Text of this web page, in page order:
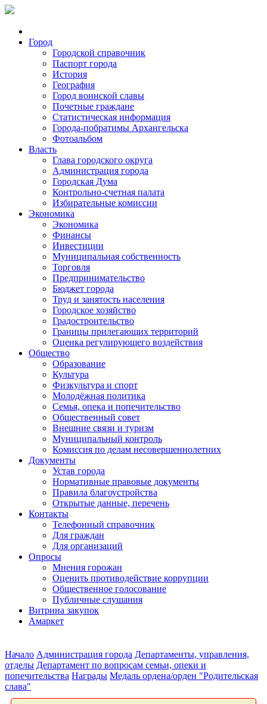
Город
Городской справочник
Паспорт города
История
География
Город воинской славы
Почетные граждане
Статистическая информация
Города-побратимы Архангельска
Фотоальбом
Власть
Глава городского округа
Администрация города
Городская Дума
Контрольно-счетная палата
Избирательные комиссии
Экономика
Экономика
Финансы
Инвестиции
Муниципальная собственность
Торговля
Предпринимательство
Бюджет города
Труд и занятость населения
Городское хозяйство
Градостроительство
Границы прилегающих территорий
Оценка регулирующего воздействия
Общество
Образование
Культура
Физкультура и спорт
Молодёжная политика
Семья, опека и попечительство
Общественный совет
Внешние связи и туризм
Муниципальный контроль
Комиссия по делам несовершеннолетних
Документы
Устав города
Нормативные правовые документы
Правила благоустройства
Открытые данные, перечень
Контакты
Телефонный справочник
Для граждан
Для организаций
Опросы
Мнения горожан
Оценить противодействие коррупции
Общественное голосование
Публичные слушания
Витрина закупок
Амаркет
Начало Администрация города Департаменты, управления,
отделы Департамент по вопросам семьи, опеки и
попечительства Награды Медаль ордена/орден "Родительская
слава"